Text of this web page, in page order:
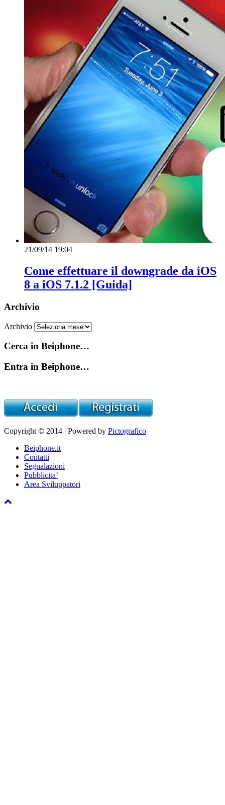
21/09/14 19:04
Come effettuare il downgrade da iOS
8 a iOS 7.1.2 [Guida]
Archivio
Archivio
Cerca in Beiphone…
Entra in Beiphone…
Copyright © 2014 | Powered by Pictografico
Beiphone.it
Contatti
Segnalazioni
Pubblicita’
Area Sviluppatori